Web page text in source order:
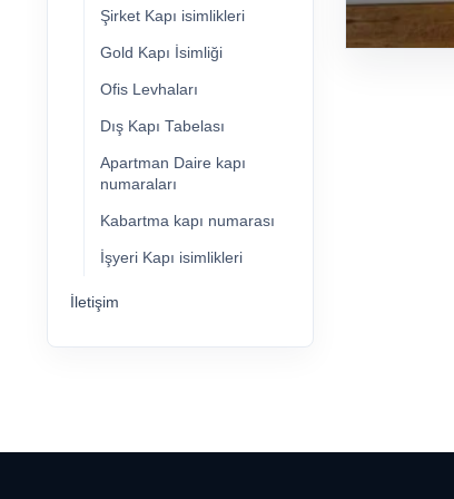
Şirket Kapı isimlikleri
Gold Kapı İsimliği
Ofis Levhaları
Dış Kapı Tabelası
Apartman Daire kapı
numaraları
Kabartma kapı numarası
İşyeri Kapı isimlikleri
İletişim